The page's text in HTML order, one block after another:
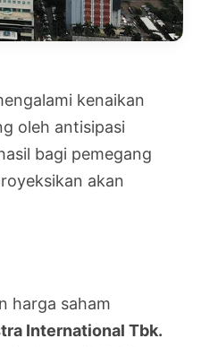
kenaikan
oleh antisipasi
bagi pemegang
akan
harga saham
International Tbk.